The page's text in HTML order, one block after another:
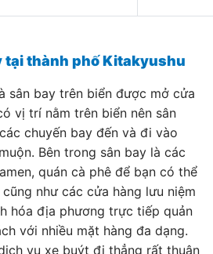
tại thành phố Kitakyushu
sân bay trên biển được mở cửa
vị trí nằm trên biển nên sân
chuyến bay đến và đi vào
Bên trong sân bay là các
quán cà phê để bạn có thể
như các cửa hàng lưu niệm
hóa địa phương trực tiếp quản
với nhiều mặt hàng đa dạng.
vụ xe buýt đi thẳng rất thuận